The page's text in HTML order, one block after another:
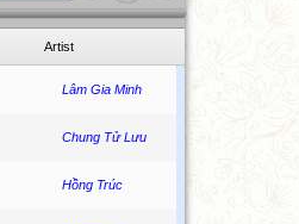
Artist
Lâm Gia Minh
Chung Tử Lưu
Hồng Trúc